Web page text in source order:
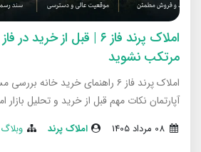
مرتکب نشوید
آپارتمان نکات مهم قبل از خرید و تحلیل بازار املاک
املاک پرند وبلاگ